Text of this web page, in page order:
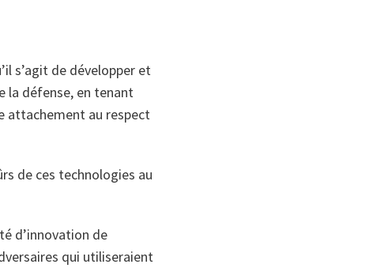
s’agit de développer et
la défense, en tenant
attachement au respect
de ces technologies au
d’innovation de
qui utiliseraient